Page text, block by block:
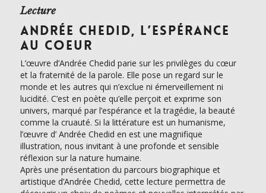
Lecture
ANDRÉE CHEDID, L’ESPÉRANCE
AU COEUR
L’œuvre d’Andrée Chedid parie sur les privilèges du cœur
et la fraternité de la parole. Elle pose un regard sur le
monde et les autres qui n’exclue ni émerveillement ni
lucidité. C’est en poète qu’elle perçoit et exprime son
univers, marqué par l’espérance et la tragédie, la beauté
comme la cruauté. Si la littérature est un humanisme,
l’œuvre d’ Andrée Chedid en est une magnifique
illustration, nous invitant à une profonde et sensible
réflexion sur la nature humaine.
Après une présentation du parcours biographique et
artistique d’Andrée Chedid, cette lecture permettra de